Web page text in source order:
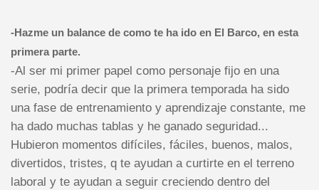
-Hazme un balance de como te ha ido en El Barco, en esta
primera parte.
-Al ser mi primer papel como personaje fijo en una
serie, podría decir que la primera temporada ha sido
una fase de entrenamiento y aprendizaje constante, me
ha dado muchas tablas y he ganado seguridad...
Hubieron momentos difíciles, fáciles, buenos, malos,
divertidos, tristes, q te ayudan a curtirte en el terreno
laboral y te ayudan a seguir creciendo dentro del